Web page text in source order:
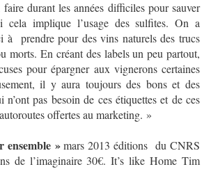
durant les années difficiles pour sauver
cela implique l’usage des sulfites. On a
à prendre pour des vins naturels des trucs
morts. En créant des labels un peu partout,
pour épargner aux vignerons certaines
il y aura toujours des bons et des
n’ont pas besoin de ces étiquettes et de ces
offertes au marketing. »
ensemble »mars 2013 éditions du CNRS
de l’imaginaire 30€. It’s like Home Tim